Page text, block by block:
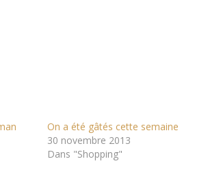
On a été gâtés cette semaine
30 novembre 2013
Dans "Shopping"